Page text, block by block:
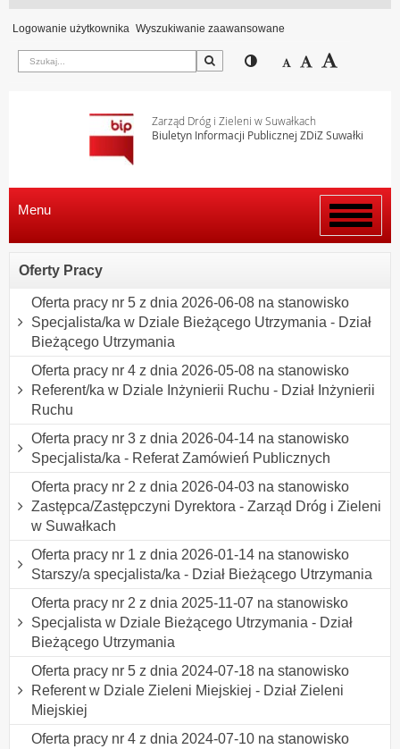
Logowanie użytkownika Wyszukiwanie zaawansowane
Szukaj Przełącz pomiędzy
Zmniejsz
Domyślny
Zarząd Dróg i Zieleni w Suwałkach
Biuletyn Informacji Publicznej ZDiZ Suwałki
Włącz
menu
Menu
Oferty Pracy
Oferta pracy nr 5 z dnia 2026-06-08 na stanowisko
Specjalista/ka w Dziale Bieżącego Utrzymania - Dział
Bieżącego Utrzymania
Oferta pracy nr 4 z dnia 2026-05-08 na stanowisko
Referent/ka w Dziale Inżynierii Ruchu - Dział Inżynierii
Ruchu
Oferta pracy nr 3 z dnia 2026-04-14 na stanowisko
Specjalista/ka - Referat Zamówień Publicznych
Oferta pracy nr 2 z dnia 2026-04-03 na stanowisko
Zastępca/Zastępczyni Dyrektora - Zarząd Dróg i Zieleni
w Suwałkach
Oferta pracy nr 1 z dnia 2026-01-14 na stanowisko
Starszy/a specjalista/ka - Dział Bieżącego Utrzymania
Oferta pracy nr 2 z dnia 2025-11-07 na stanowisko
Specjalista w Dziale Bieżącego Utrzymania - Dział
Bieżącego Utrzymania
Oferta pracy nr 5 z dnia 2024-07-18 na stanowisko
Referent w Dziale Zieleni Miejskiej - Dział Zieleni
Miejskiej
Oferta pracy nr 4 z dnia 2024-07-10 na stanowisko